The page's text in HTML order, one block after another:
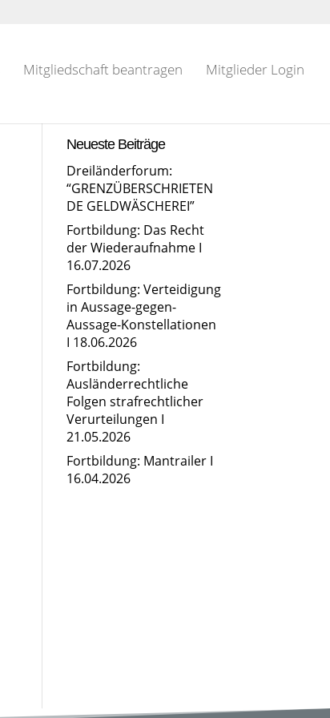
Mitgliedschaft beantragen Mitglieder Login
Neueste Beiträge
Dreiländerforum:
“GRENZÜBERSCHRIETEN
DE GELDWÄSCHEREI”
Fortbildung: Das Recht
der Wiederaufnahme I
16.07.2026
Fortbildung: Verteidigung
in Aussage-gegen-
Aussage-Konstellationen
I 18.06.2026
Fortbildung:
Ausländerrechtliche
Folgen strafrechtlicher
Verurteilungen I
21.05.2026
Fortbildung: Mantrailer I
16.04.2026